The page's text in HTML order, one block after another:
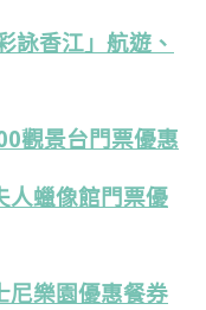
詠香江」航遊、
觀景台門票優惠
人蠟像館門票優
尼樂園優惠餐券